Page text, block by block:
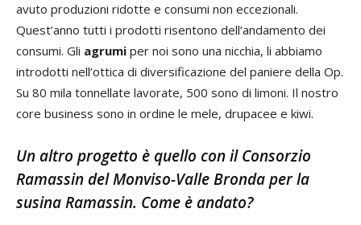
avuto produzioni ridotte e consumi non eccezionali.
Quest’anno tutti i prodotti risentono dell’andamento dei
consumi. Gli agrumi per noi sono una nicchia, li abbiamo
introdotti nell’ottica di diversificazione del paniere della Op.
Su 80 mila tonnellate lavorate, 500 sono di limoni. Il nostro
core business sono in ordine le mele, drupacee e kiwi.
Un altro progetto è quello con il Consorzio
Ramassin del Monviso-Valle Bronda per la
susina Ramassin. Come è andato?